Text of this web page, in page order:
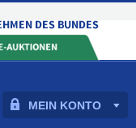
MEIN KONTO